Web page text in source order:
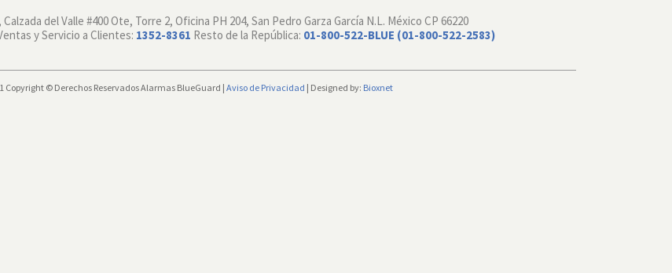
del Valle #400 Ote, Torre 2, Oficina PH 204, San Pedro Garza García N.L. México CP 66220
y Servicio a Clientes: 1352-8361 Resto de la República: 01-800-522-BLUE (01-800-522-2583)
Copyright © Derechos Reservados Alarmas BlueGuard | Aviso de Privacidad | Designed by: Bioxnet